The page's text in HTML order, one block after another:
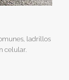
ladrillos
celular.